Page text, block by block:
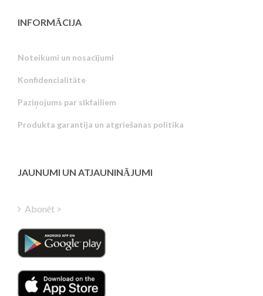
INFORMĀCIJA
Noteikumi un nosacījumi
Konfidencialitāte
Paziņojums par sīkfailiem
Produkta garantija un atgriešanas politika
JAUNUMI UN ATJAUNINĀJUMI
Abonēt >
Estonian